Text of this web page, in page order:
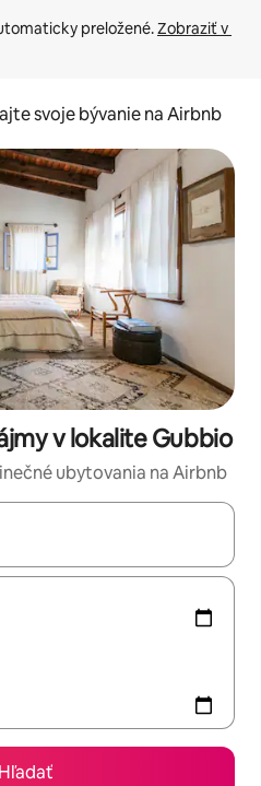
preložené. Zobraziť v
svoje bývanie na Airbnb
v lokalite Gubbio
ubytovania na Airbnb
môžete si ich prechádzať
Hľadať